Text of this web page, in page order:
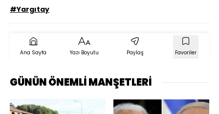
#Yargıtay
Ana Sayfa Yazı Boyutu Paylaş Favoriler
GÜNÜN ÖNEMLİ MANŞETLERİ